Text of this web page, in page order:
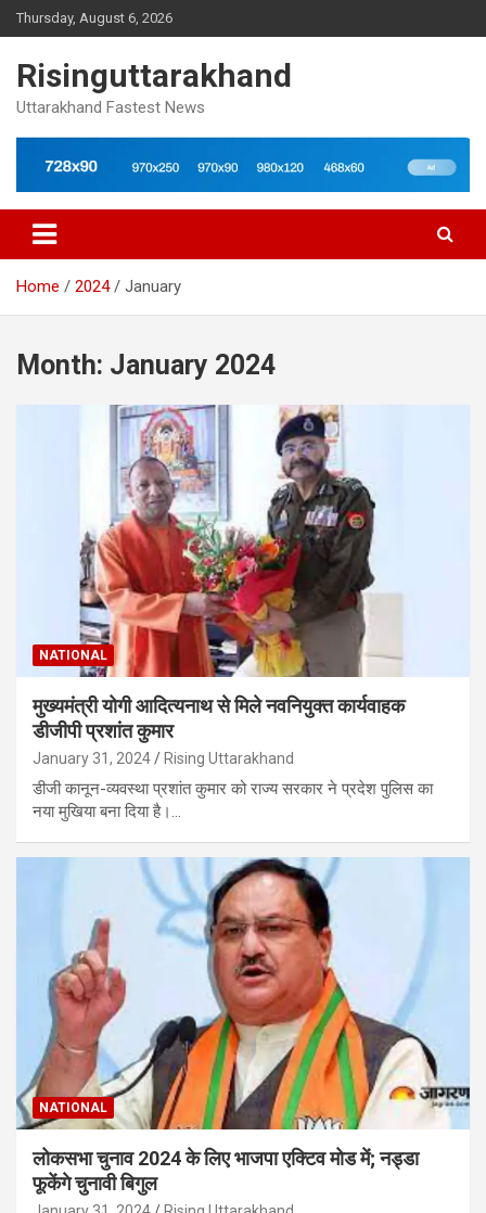
Skip
to
Thursday, August 6, 2026
Risinguttarakhand
Uttarakhand Fastest News
Home 2024 January
Month: January 2024
NATIONAL
मुख्यमंत्री योगी आदित्यनाथ से मिले नवनियुक्त कार्यवाहक
डीजीपी प्रशांत कुमार
January 31, 2024 Rising Uttarakhand
डीजी कानून-व्यवस्था प्रशांत कुमार को राज्य सरकार ने प्रदेश पुलिस का
नया मुखिया बना दिया है।…
NATIONAL
लोकसभा चुनाव 2024 के लिए भाजपा एक्टिव मोड में; नड्डा
फूकेंगे चुनावी बिगुल